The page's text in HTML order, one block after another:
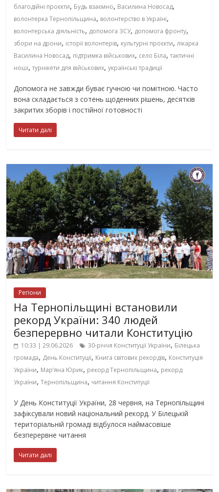
благодійні проєкти, Будь взаємно, Василина Новосад,
волонтерка Тернопільщина, волонтерство в Україні,
волонтерська діяльність, допомога ЗСУ, допомога фронту,
збори на дрони, історії волонтерів, культурні проєкти,лікарка
Василина Новосад, підтримка військових, село Біла,тактичні
ноші,турнікети для військових,українські традиції
Допомога не завжди буває гучною чи помітною. Часто
вона складається з сотень щоденних рішень, десятків
закритих зборів і постійної готовності
Читати далі
Регіони
На Тернопільщині встановили
рекорд України: 340 людей
безперервно читали Конституцію
10:33 | 29.06.2026 30-річчя Конституції України, Білецька
громада, День Конституції, Книга світових рекордів, Конституція
України, Мар’яна Юрик, рекорд Тернопільщина, рекорд
України,Тернопільщина, читання Конституції
У День Конституції України, 28 червня, на Тернопільщині
зафіксували новий національний рекорд. У Білецькій
територіальній громаді відбулося наймасовіше
безперервне читання
Читати далі